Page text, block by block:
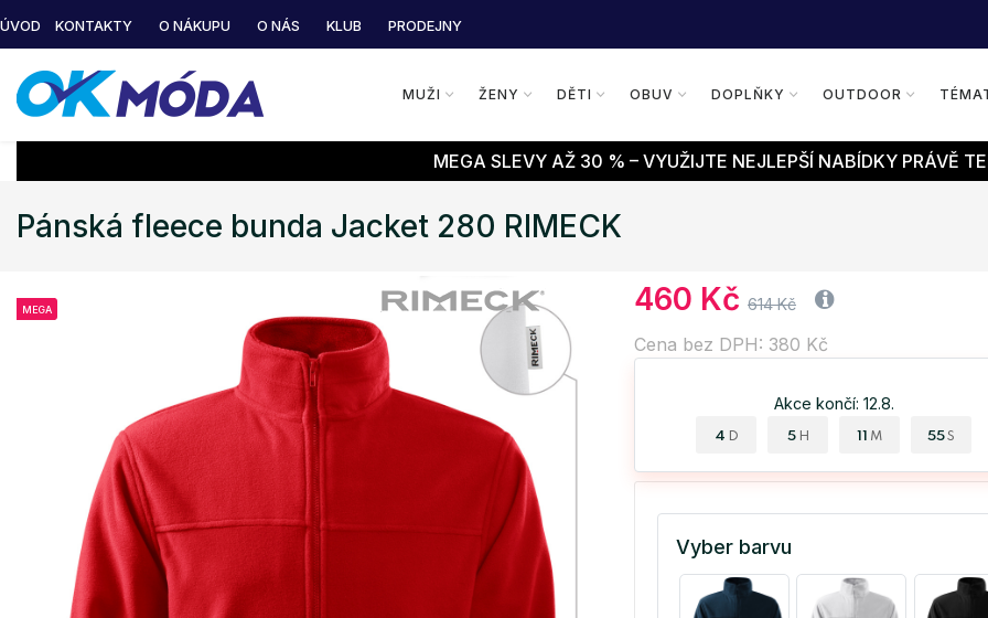
ÚVOD KONTAKTY O NÁKUPU O NÁS KLUB PRODEJNY
MUŽI ŽENY DĚTI OBUV DOPLŇKY OUTDOOR
MEGA SLEVY AŽ 30 % – VYUŽIJTE NEJLEPŠÍ NABÍDKY PRÁVĚ
Pánská fleece bunda Jacket 280 RIMECK
MEGA 460 Kč 614 Kč
Cena bez DPH: 380 Kč
Akce končí: 12.8.
4 D 5 H 11 M 54 S
Vyber barvu